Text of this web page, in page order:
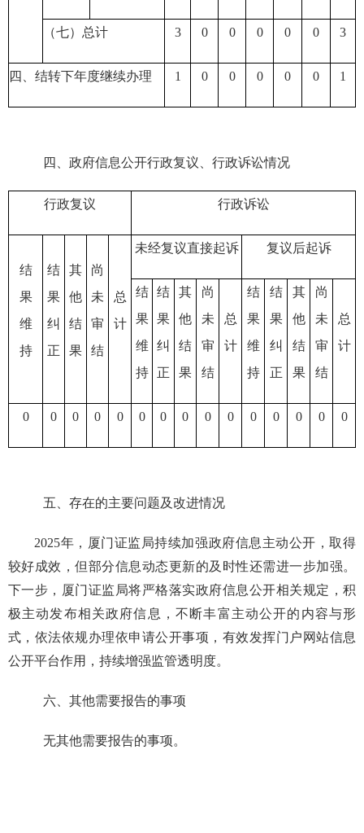
（七）总计 3 0 0 0 0 0 3
四、结转下年度继续办理 1 0 0 0 0 0 1
四、政府信息公开行政复议、行政诉讼情况
行政复议 行政诉讼
结
果
维
持
结
果
纠
正
其
他
结
果
尚
未
审
结
总
计
未经复议直接起诉 复议后起诉
结
果
维
持
结
果
纠
正
其
他
结
果
尚
未
审
结
总
计
结
果
维
持
结
果
纠
正
其
他
结
果
尚
未
审
结
总
计
0 0 0 0 0 0 0 0 0 0 0 0 0 0 0
五、存在的主要问题及改进情况
2025年，厦门证监局持续加强政府信息主动公开，取得
较好成效，但部分信息动态更新的及时性还需进一步加强。
下一步，厦门证监局将严格落实政府信息公开相关规定，积
极主动发布相关政府信息，不断丰富主动公开的内容与形
式，依法依规办理依申请公开事项，有效发挥门户网站信息
公开平台作用，持续增强监管透明度。
六、其他需要报告的事项
无其他需要报告的事项。